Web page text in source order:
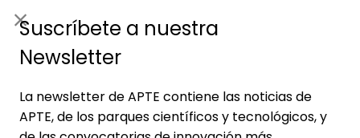
Suscríbete a nuestra
Newsletter
La newsletter de APTE contiene las noticias de
APTE, de los parques científicos y tecnológicos, y